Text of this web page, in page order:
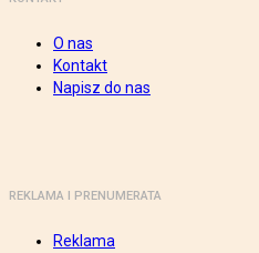
O nas
Kontakt
Napisz do nas
REKLAMA I PRENUMERATA
Reklama